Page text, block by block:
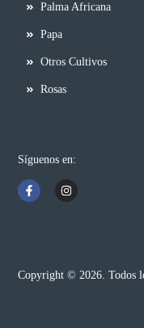
Palma Africana
Papa
Otros Cultivos
Rosas
Síguenos en:
Copyright © 2026. Todos